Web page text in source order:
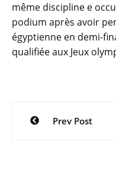
même discipline e
podium après avoir
égyptienne en demi-
qualifiée aux Jeux
Navigation
Prev Post